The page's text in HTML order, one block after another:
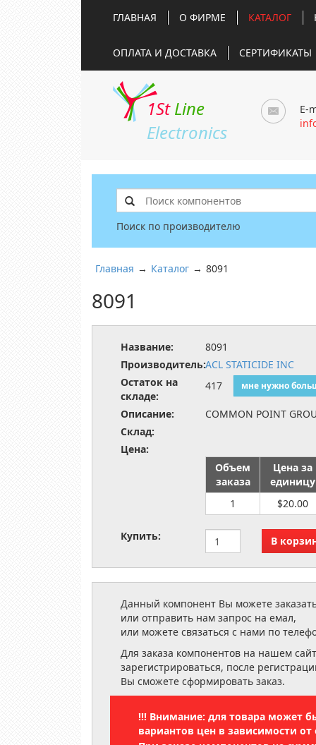
ГЛАВНАЯ О ФИРМЕ КАТАЛОГ
ОПЛАТА И ДОСТАВКА СЕРТИФИКАТЫ
1St Line
Electronics
E-
Поиск по производителю
Главная → Каталог → 8091
8091
Название:
8091
Производитель:ACL STATICIDE INC
Остаток на
складе:
417 мне нужно
Описание:
COMMON POINT
Склад:
Цена:
Объем
заказа
Цена за
единицу
1
$20.00
Купить:
Данный компонент Вы можете
или отправить нам запрос на емал,
или можете связаться с нами по
Для заказа компонентов на нашем
зарегистрироваться, после
Вы сможете сформировать заказ.
!!! Внимание: для товара может
вариантов цен в зависимости от